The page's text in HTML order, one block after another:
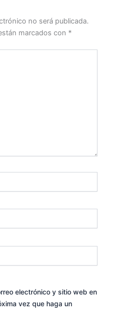
no será publicada.
marcados con *
electrónico y sitio web en
vez que haga un